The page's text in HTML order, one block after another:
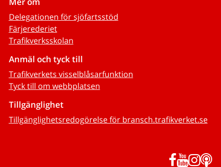
Delegationen för sjöfartsstöd
Färjerederiet
Trafikverksskolan
Anmäl och tyck till
Trafikverkets visselblåsarfunktion
Tyck till om webbplatsen
Tillgänglighet
Tillgänglighetsredogörelse för bransch.trafikverket.se
Facebook
YouTube